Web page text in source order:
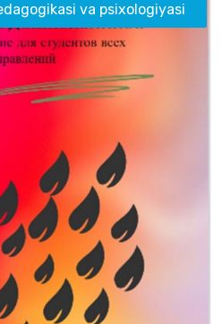
va psixologiyasi